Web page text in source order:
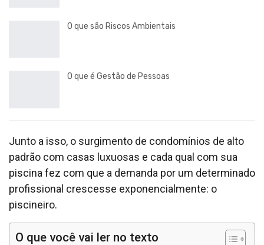
O que são Riscos Ambientais
O que é Gestão de Pessoas
Junto a isso, o surgimento de condomínios de alto
padrão com casas luxuosas e cada qual com sua
piscina fez com que a demanda por um determinado
profissional crescesse exponencialmente: o
piscineiro.
O que você vai ler no texto